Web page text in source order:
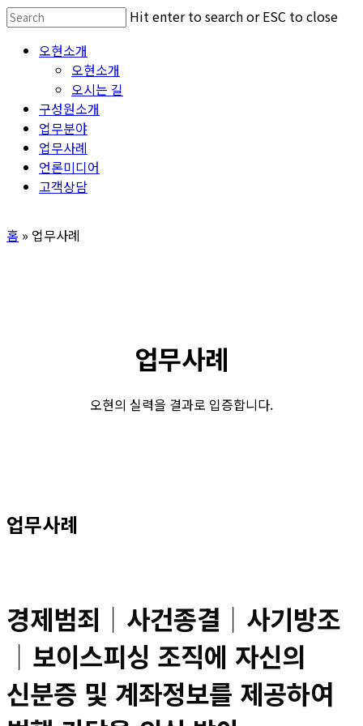
Skip
main
Hit enter to search or ESC to close
Search
Menu 오현소개
오현소개
오시는 길
구성원소개
업무분야
업무사례
언론미디어
고객상담
홈 » 업무사례
업무사례
오현의 실력을 결과로 입증합니다.
업무사례
경제범죄│사건종결│사기방조
│보이스피싱 조직에 자신의
신분증 및 계좌정보를 제공하여